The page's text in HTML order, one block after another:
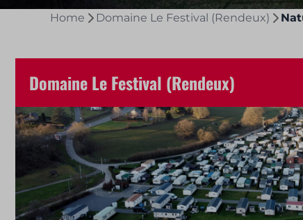
Home Domaine Le Festival (Rendeux)
Domaine Le Festival (Rendeux)